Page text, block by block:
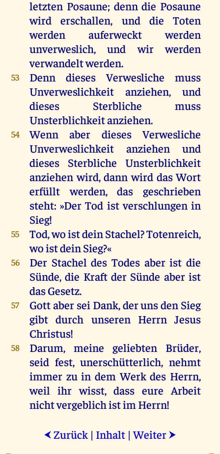
letzten Posaune; denn die Posaune
wirderschallen, und die
Toten
werden
auferweckt
werden
unverweslich,und wir
werden
verwandeltwerden.
53 Denn dieses Verwesliche muss
Unverweslichkeit
anziehen,und
dieses
Sterbliche muss
Unsterblichkeitanziehen.
54 Wenn aber dieses
Verwesliche
Unverweslichkeit
anziehen
und
dieses
Sterbliche
Unsterblichkeit
anziehen wird,dann wird das Wort
erfüllt
werden,das
geschrieben
steht: »Der Tod ist verschlungen in
Sieg!
55 Tod,woistdeinStachel? Totenreich,
woistdeinSieg?«
56 Der Stachel des Todes aber ist die
Sünde,die Kraft der Sünde aber ist
dasGesetz.
57 Gottaber sei Dank,derunsden Sieg
gibt durch unseren Herrn Jesus
Christus!
58 Darum, meine geliebten Brüder,
seid fest, unerschütterlich,nehmt
immer zu in dem Werk des Herrn,
weil ihrwisst, dasseure Arbeit
nichtvergeblichistim Herrn!
⮜ Zurück | Inhalt |Weiter ⮞